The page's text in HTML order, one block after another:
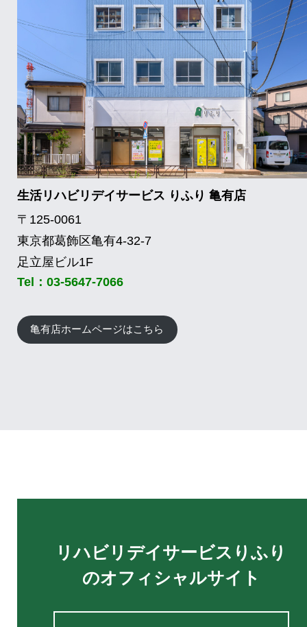
生活リハビリデイサービス りふり 亀有店
〒125-0061
東京都葛飾区亀有4-32-7
足立屋ビル1F
Tel：03-5647-7066
亀有店ホームページはこちら
リハビリデイサービスりふり
のオフィシャルサイト